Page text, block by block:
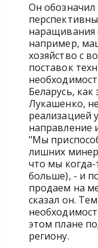
Он
наращивания
например,
хозяйство с
поставок
Беларусь,
Лукашенко,
реализацией
направление
"Мы
лишних
что мы когда-
больше), - и
продаем на
сказал он.
этом плане
региону.